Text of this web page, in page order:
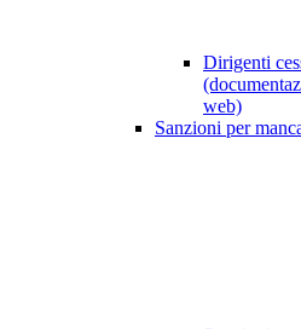
Dirigenti
web)
Sanzioni per